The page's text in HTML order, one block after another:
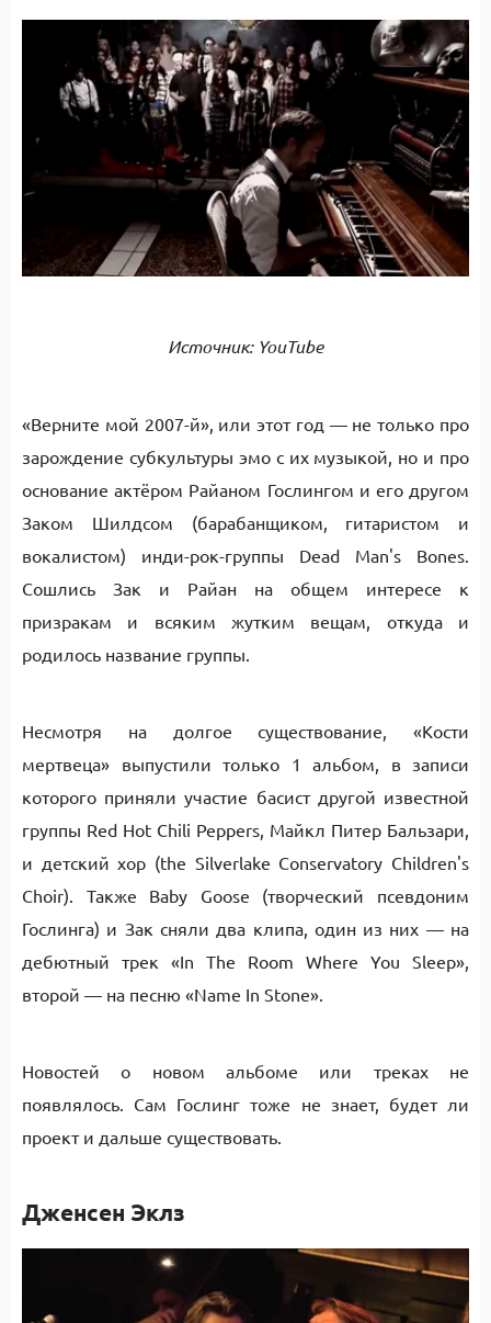
Источник: YouTube
«Верните мой 2007-й», или этот год — не только про
зарождение субкультуры эмо с их музыкой, но и про
основание актёром Райаном Гослингом и его другом
Заком Шилдсом (барабанщиком, гитаристом и
вокалистом) инди-рок-группы Dead Man's Bones.
Сошлись Зак и Райан на общем интересе к
призракам и всяким жутким вещам, откуда и
родилось название группы.
Несмотря на долгое существование, «Кости
мертвеца» выпустили только 1 альбом, в записи
которого приняли участие басист другой известной
группы Red Hot Chili Peppers, Майкл Питер Бальзари,
и детский хор (the Silverlake Conservatory Children's
Choir). Также Baby Goose (творческий псевдоним
Гослинга) и Зак сняли два клипа, один из них — на
дебютный трек «In The Room Where You Sleep»,
второй — на песню «Name In Stone».
Новостей о новом альбоме или треках не
появлялось. Сам Гослинг тоже не знает, будет ли
проект и дальше существовать.
Дженсен Эклз